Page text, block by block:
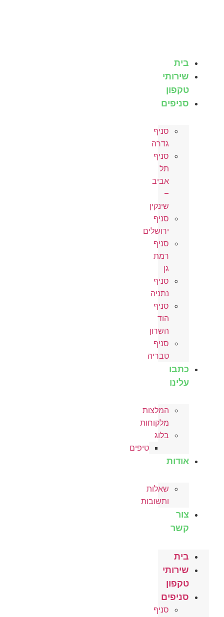
בית
שירותי
טקפון
סניפים
סניף
גדרה
סניף
תל
אביב
–
שינקין
סניף
ירושלים
סניף
רמת
גן
סניף
נתניה
סניף
הוד
השרון
סניף
טבריה
כתבו
עלינו
המלצות
מלקוחות
בלוג
טיפים
אודות
שאלות
ותשובות
צור
קשר
בית
שירותי
טקפון
סניפים
סניף